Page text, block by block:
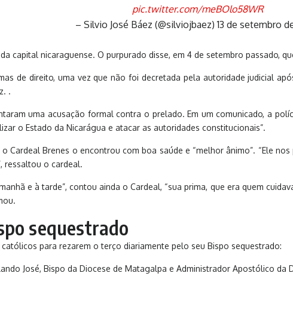
pic.twitter.com/meBOlo58WR
– Silvio José Báez (@silviojbaez) 13 de setembro
capital nicaraguense. O purpurado disse, em 4 de setembro passado,
de direito, uma vez que não foi decretada pela autoridade judicial
.
uma acusação formal contra o prelado. Em um comunicado, a
o Estado da Nicarágua e atacar as autoridades constitucionais”.
Cardeal Brenes o encontrou com boa saúde e “melhor ânimo”. “Ele
ressaltou o cardeal.
e à tarde”, contou ainda o Cardeal, “sua prima, que era quem
sequestrado
para rezarem o terço diariamente pelo seu Bispo sequestrado:
José, Bispo da Diocese de Matagalpa e Administrador Apostólico da